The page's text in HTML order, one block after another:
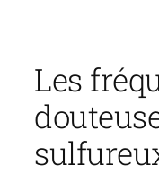
Les